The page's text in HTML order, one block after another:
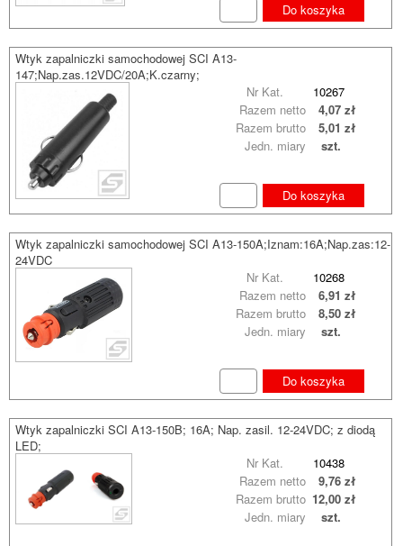
Do koszyka
Wtyk zapalniczki samochodowej SCI A13-
147;Nap.zas.12VDC/20A;K.czarny;
Nr Kat.
10267
Razem brutto 5,01 zł
Razem netto 4,07 zł
Jedn. miary szt.
Do koszyka
Wtyk zapalniczki samochodowej SCI A13-150A;Iznam:16A;Nap.zas:12-
24VDC
Nr Kat.
10268
Razem brutto 8,50 zł
Razem netto 6,91 zł
Jedn. miary szt.
Do koszyka
Wtyk zapalniczki SCI A13-150B; 16A; Nap. zasil. 12-24VDC; z diodą
LED;
Nr Kat.
10438
Razem brutto 12,00 zł
Razem netto 9,76 zł
Jedn. miary szt.